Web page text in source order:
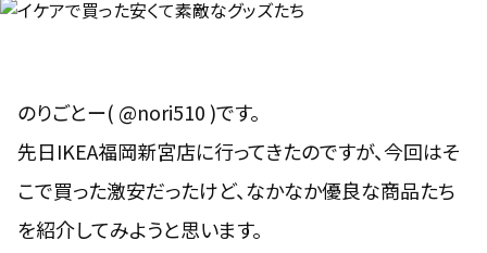
のりごとー( @nori510 )です。
先日IKEA福岡新宮店に行ってきたのですが、今回はそ
こで買った激安だったけど、なかなか優良な商品たち
を紹介してみようと思います。